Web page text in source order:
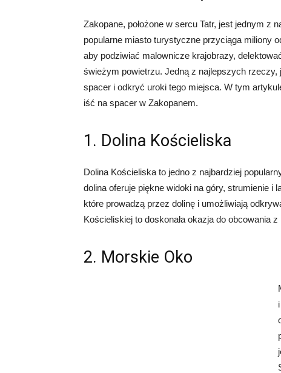
Zakopane, położone w sercu Tatr, jest jednym z
popularne miasto turystyczne przyciąga miliony
aby podziwiać malownicze krajobrazy,
świeżym powietrzu. Jedną z najlepszych
spacer i odkryć uroki tego miejsca. W tym
iść na spacer w Zakopanem.
1. Dolina Kościeliska
Dolina Kościeliska to jedno z najbardziej
dolina oferuje piękne widoki na góry, strumienie
które prowadzą przez dolinę i umożliwiają
Kościeliskiej to doskonała okazja do obcowania
2. Morskie Oko